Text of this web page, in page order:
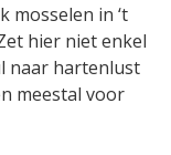
mosselen in ‘t
hier niet enkel
naar hartenlust
meestal voor